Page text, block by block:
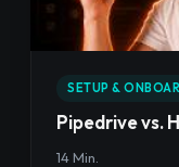
SETUP &
Pipedrive vs.
14 Min.